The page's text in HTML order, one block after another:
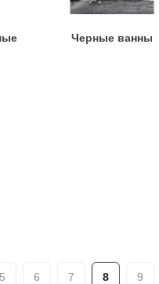
Черные ванны
5 6 7 8 9